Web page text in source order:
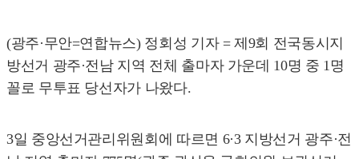
(광주·무안=연합뉴스) 정회성 기자 = 제9회 전국동시지
방선거 광주·전남 지역 전체 출마자 가운데 10명 중 1명
꼴로 무투표 당선자가 나왔다.
3일 중앙선거관리위원회에 따르면 6·3 지방선거 광주·전